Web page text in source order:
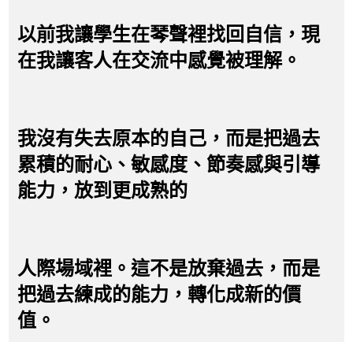
以前我讓學生在琴聲裡找回自信，現
在我讓客人在交流中感覺被理解。
我沒有失去原本的自己，而是把過去
累積的耐心、敏感度、節奏感與引導
能力，放到更成熟的
人際場域裡。這不是放棄過去，而是
把過去練成的能力，轉化成新的價
值。